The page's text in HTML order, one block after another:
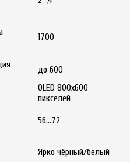
1700
до 600
OLED 800x600
пикселей
56...72
Ярко чёрный/белый